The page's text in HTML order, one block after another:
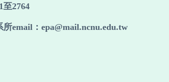
至2764
所email：epa@mail.ncnu.edu.tw